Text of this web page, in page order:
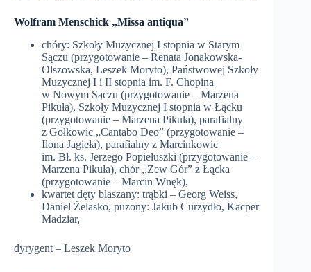
Wolfram Menschick „Missa antiqua”
chóry: Szkoły Muzycznej I stopnia w Starym
Sączu (przygotowanie – Renata Jonakowska-
Olszowska, Leszek Moryto), Państwowej Szkoły
Muzycznej I i II stopnia im. F. Chopina
w Nowym Sączu (przygotowanie – Marzena
Pikuła), Szkoły Muzycznej I stopnia w Łącku
(przygotowanie – Marzena Pikuła), parafialny
z Gołkowic „Cantabo Deo” (przygotowanie –
Ilona Jagieła), parafialny z Marcinkowic
im. Bł. ks. Jerzego Popiełuszki (przygotowanie –
Marzena Pikuła), chór ,,Zew Gór” z Łącka
(przygotowanie – Marcin Wnęk),
kwartet dęty blaszany: trąbki – Georg Weiss,
Daniel Żelasko, puzony: Jakub Curzydło, Kacper
Madziar,
dyrygent – Leszek Moryto